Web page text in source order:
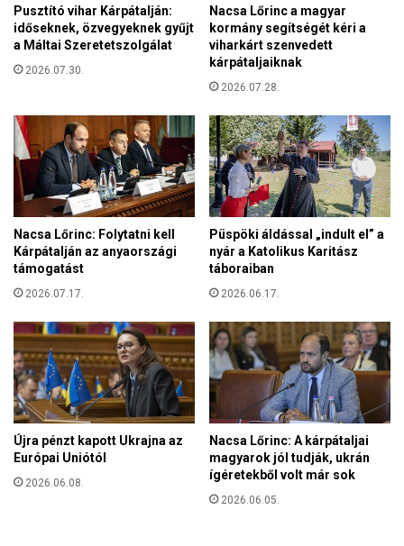
e
”
r
m
á
n
a
i
p
o
r
t
á
l
t
Pusztító vihar Kárpátalján:
időseknek, özvegyeknek gyűjt
a Máltai Szeretetszolgálat
2026.07.30.
Nacsa Lőrinc a magyar
kormány segítségét kéri a
viharkárt szenvedett
kárpátaljaiknak
2026.07.28.
Nacsa Lőrinc: Folytatni kell
Kárpátalján az anyaországi
támogatást
2026.07.17.
Püspöki áldással „indult el” a
nyár a Katolikus Karitász
táboraiban
2026.06.17.
Újra pénzt kapott Ukrajna az
Európai Uniótól
2026.06.08.
Nacsa Lőrinc: A kárpátaljai
magyarok jól tudják, ukrán
ígéretekből volt már sok
2026.06.05.